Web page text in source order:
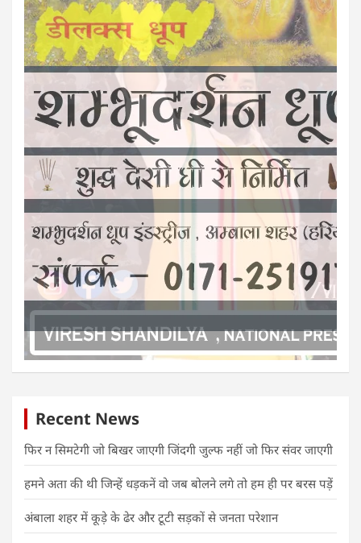
Recent News
फिर न सिमटेगी जो बिखर जाएगी जिंदगी जुल्फ नहीं जो फिर संवर जाएगी
हमने अता की थी जिन्हें धड़कनें वो जब बोलने लगे तो हम ही पर बरस पड़ें
अंबाला शहर में कूड़े के ढेर और टूटी सड़कों से जनता परेशान